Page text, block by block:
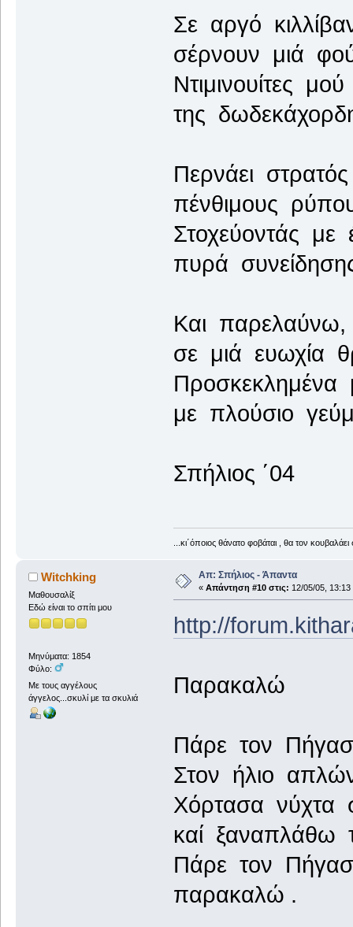
Σε αργό
σέρνουν μιά
Ντιμινουίτες
της
Περνάει
πένθιμους
Στοχεύοντάς με
πυρά
Και
σε μιά ευωχία
με πλούσιο
Σπήλιος ΄04
...κι΄όποιος θάνατο φοβάται , θα τον
Witchking
Μαθουσαλίξ
Εδώ είναι το σπίτι μου
Μηνύματα: 1854
Φύλο:
Με τους αγγέλους
άγγελος...σκυλί με τα σκυλιά
Απ: Σπήλιος - Άπαντα
« Απάντηση #10 στις: 12/05/05, 13:13
http://
Παρακαλώ
Πάρε τον
Στον ήλιο
Χόρτασα
καί ξαναπλάθω
Πάρε τον
παρακαλώ .